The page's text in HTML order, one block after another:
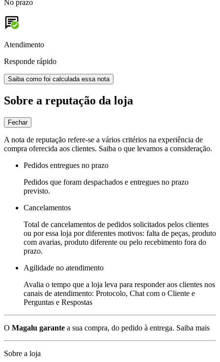
No prazo
Atendimento
Responde rápido
Saiba como foi calculada essa nota
Sobre a reputação da loja
Fechar
A nota de reputação refere-se a vários critérios na experiência de
compra oferecida aos clientes. Saiba o que levamos a consideração.
Pedidos entregues no prazo
Pedidos que foram despachados e entregues no prazo
previsto.
Cancelamentos
Total de cancelamentos de pedidos solicitados pelos clientes
ou por essa loja por diferentes motivos: falta de peças, produto
com avarias, produto diferente ou pelo recebimento fora do
prazo.
Agilidade no atendimento
Avalia o tempo que a loja leva para responder aos clientes nos
canais de atendimento: Protocolo, Chat com o Cliente e
Perguntas e Respostas
O Magalu garante a sua compra, do pedido à entrega. Saiba mais
Sobre a loja